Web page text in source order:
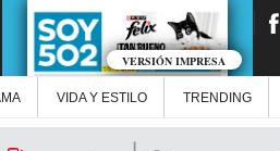
VERSIÓN IMPRESA
VIDA Y ESTILO TRENDING